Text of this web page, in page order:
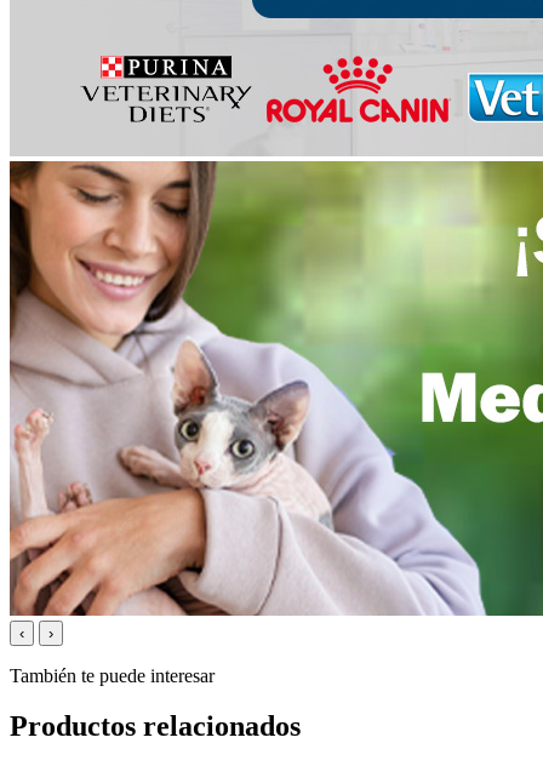
‹ ›
También te puede interesar
Productos relacionados